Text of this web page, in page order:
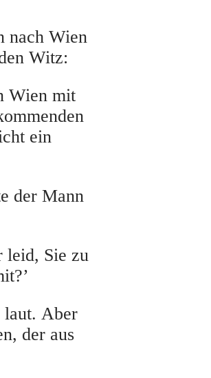
nach Wien
Witz:
Wien mit
ein
der Mann
leid, Sie zu
laut. Aber
der aus